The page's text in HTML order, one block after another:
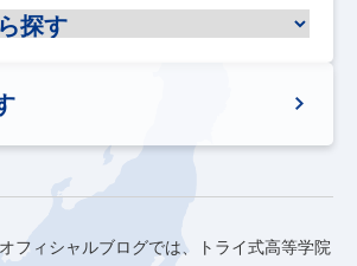
フィシャルブログでは、トライ式高等学院